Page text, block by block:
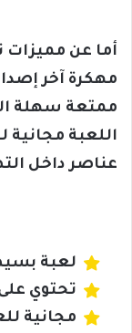
مهكرة آخر
ممتعة سهلة
اللعبة
عناصر داخل
لعبة
تحتوي
مجانية